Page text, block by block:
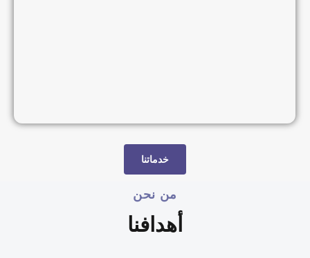
خدماتنا
من نحن
أهدافنا